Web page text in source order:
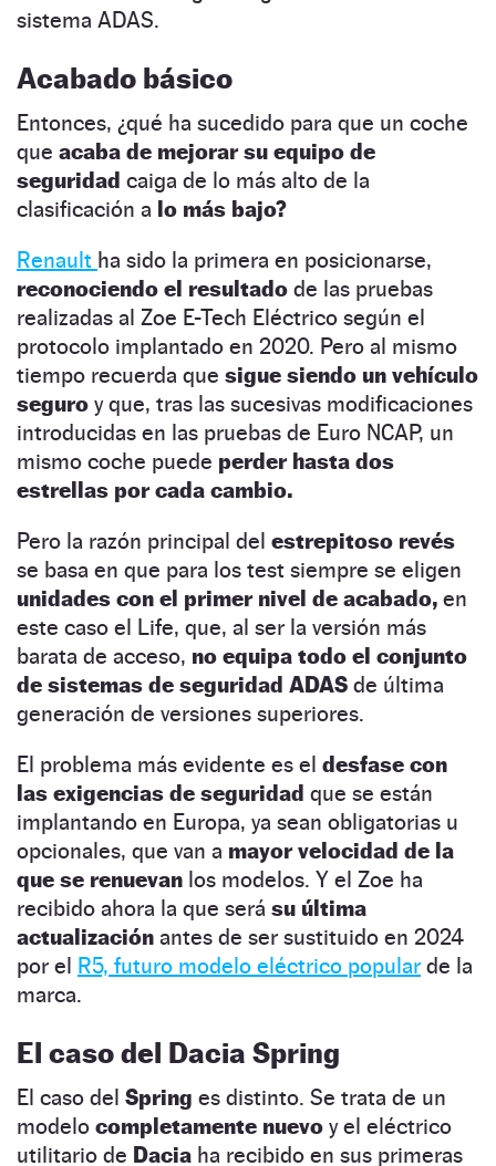
sistema ADAS.
Acabado básico
Entonces, ¿qué ha sucedido para que un coche
que acaba de mejorar su equipo de
seguridad caiga de lo más alto de la
clasificación a lo más bajo?
Renault ha sido la primera en posicionarse,
reconociendo el resultado de las pruebas
realizadas al Zoe E-Tech Eléctrico según el
protocolo implantado en 2020. Pero al mismo
tiempo recuerda que sigue siendo un vehículo
seguro y que, tras las sucesivas modificaciones
introducidas en las pruebas de Euro NCAP, un
mismo coche puede perder hasta dos
estrellas por cada cambio.
Pero la razón principal del estrepitoso revés
se basa en que para los test siempre se eligen
unidades con el primer nivel de acabado, en
este caso el Life, que, al ser la versión más
barata de acceso, no equipa todo el conjunto
de sistemas de seguridad ADAS de última
generación de versiones superiores.
El problema más evidente es el desfase con
las exigencias de seguridad que se están
implantando en Europa, ya sean obligatorias u
opcionales, que van a mayor velocidad de la
que se renuevan los modelos. Y el Zoe ha
recibido ahora la que será su última
actualización antes de ser sustituido en 2024
por el R5, futuro modelo eléctrico popular de la
marca.
El caso del Dacia Spring
El caso del Spring es distinto. Se trata de un
modelo completamente nuevo y el eléctrico
utilitario de Dacia ha recibido en sus primeras